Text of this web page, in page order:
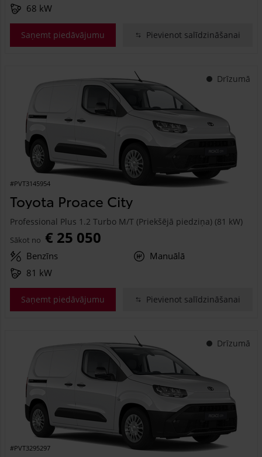
68 kW
Saņemt piedāvājumu Pievienot salīdzināšanai
Drīzumā
#PVT3145954
Toyota Proace City
Professional Plus 1.2 Turbo M/T (Priekšējā piedziņa) (81 kW)
Sākot no € 25 050
Benzīns
Manuālā
81 kW
Saņemt piedāvājumu Pievienot salīdzināšanai
Drīzumā
#PVT3295297